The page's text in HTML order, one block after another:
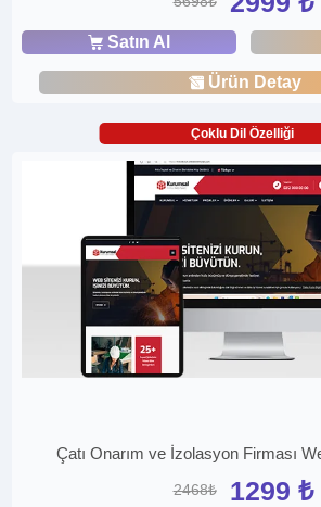
Satın Al
Ürün Detay
Çoklu Dil Özelliği
Çatı Onarım ve İzolasyon Firması
2468₺ 1299 ₺